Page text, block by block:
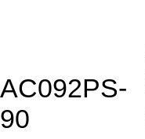
AC092PS-
90